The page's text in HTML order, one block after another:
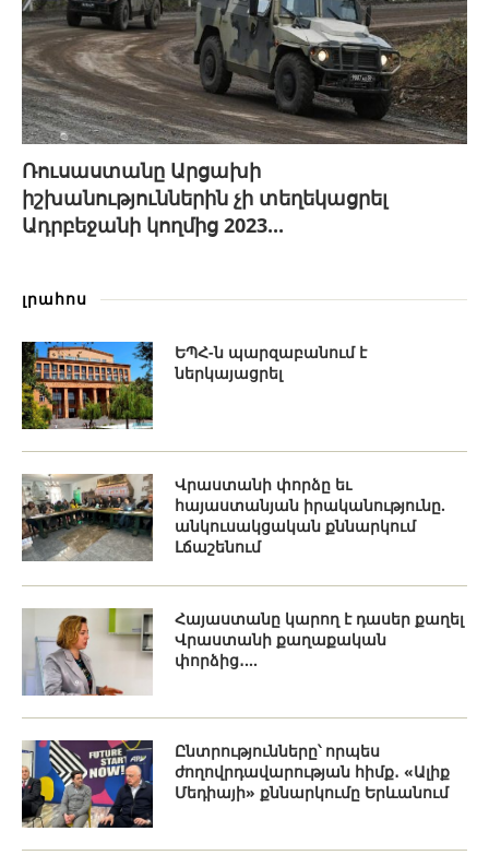
Ռուսաստանը Արցախի
իշխանություններին չի տեղեկացրել
Ադրբեջանի կողմից 2023...
լրահոս
ԵՊՀ-ն պարզաբանում է
ներկայացրել
Վրաստանի փորձը եւ
հայաստանյան իրականությունը.
անկուսակցական քննարկում
Լճաշենում
Հայաստանը կարող է դասեր քաղել
Վրաստանի քաղաքական
փորձից․...
Ընտրությունները՝ որպես
ժողովրդավարության հիմք․ «Ալիք
Մեդիայի» քննարկումը Երևանում